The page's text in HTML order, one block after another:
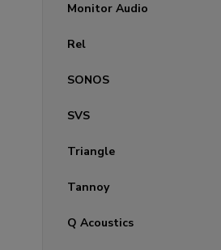
Monitor Audio
Rel
SONOS
SVS
Triangle
Tannoy
Q Acoustics